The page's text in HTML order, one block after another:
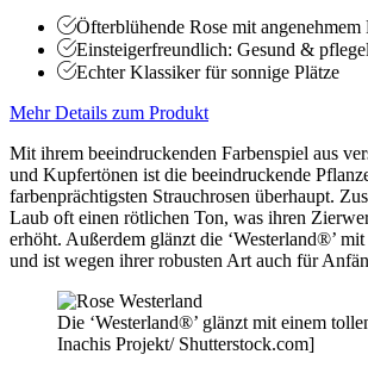
Öfterblühende Rose mit
Einsteigerfreundlich: Gesund &
Echter Klassiker für sonnige Plätze
Mehr Details zum Produkt
Mit ihrem beeindruckenden Farbenspiel aus
und Kupfertönen ist die beeindruckende
farbenprächtigsten Strauchrosen überhaupt.
Laub oft einen rötlichen Ton, was ihren
erhöht. Außerdem glänzt die ‘Westerland®’
und ist wegen ihrer robusten Art auch für
Die ‘Westerland®’ glänzt mit einem
Inachis Projekt/ Shutterstock.com]